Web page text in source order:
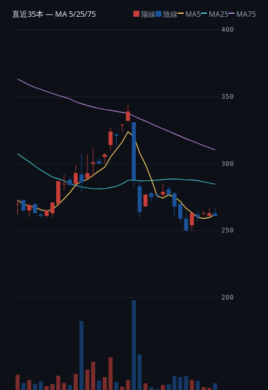
直近35本 — MA 5/25/75 陽線 陰線 MA5 MA25 MA75
200
250
300
350
400